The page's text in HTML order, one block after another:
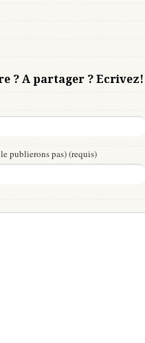
? A partager ? Ecrivez!
publierons pas) (requis)